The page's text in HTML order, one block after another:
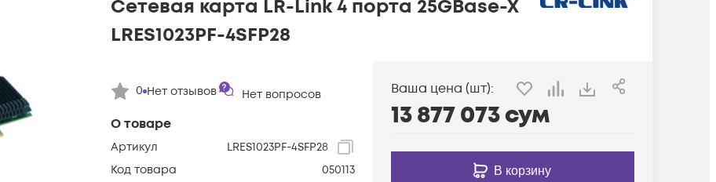
База знаний
Условия оказания услуг
О товаре
Артикул
LRES1023PF-4SFP28
Код товара
050113
Сетевая карта LR-Link 4 порта 25GBase-X
LRES1023PF-4SFP28
0 Нет отзывов Нет вопросов Ваша цена (шт):
13 877 073сум
В корзину